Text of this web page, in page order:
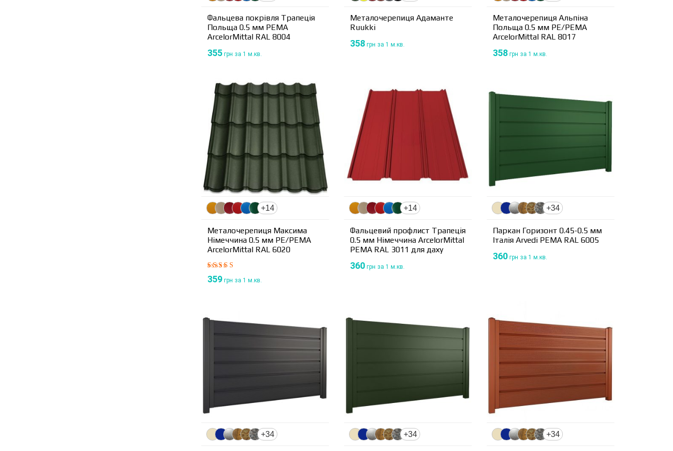
Фальцева покрівля Трапеція
Польща 0.5 мм PEMA
ArcelorMittal RAL 8004
355 грн за 1 м.кв.
Металочерепиця Адаманте
Ruukki
358грн за 1 м.кв.
Металочерепиця Альпіна
Польща 0.5 мм PE/PEMA
ArcelorMittal RAL 8017
358грн за 1 м.кв.
+14
Металочерепиця Максима
Німеччина 0.5 мм PE/PEMA
ArcelorMittal RAL 6020
Оцінено
4.00
359 грн за 1 м.кв.
+14
Фальцевий профлист Трапеція
0.5 мм Німеччина ArcelorMittal
PEMA RAL 3011 для даху
360грн за 1 м.кв.
+34
Паркан Горизонт 0.45-0.5 мм
Італія Arvedi PEМА RAL 6005
360грн за 1 м.кв.
+34 +34 +34